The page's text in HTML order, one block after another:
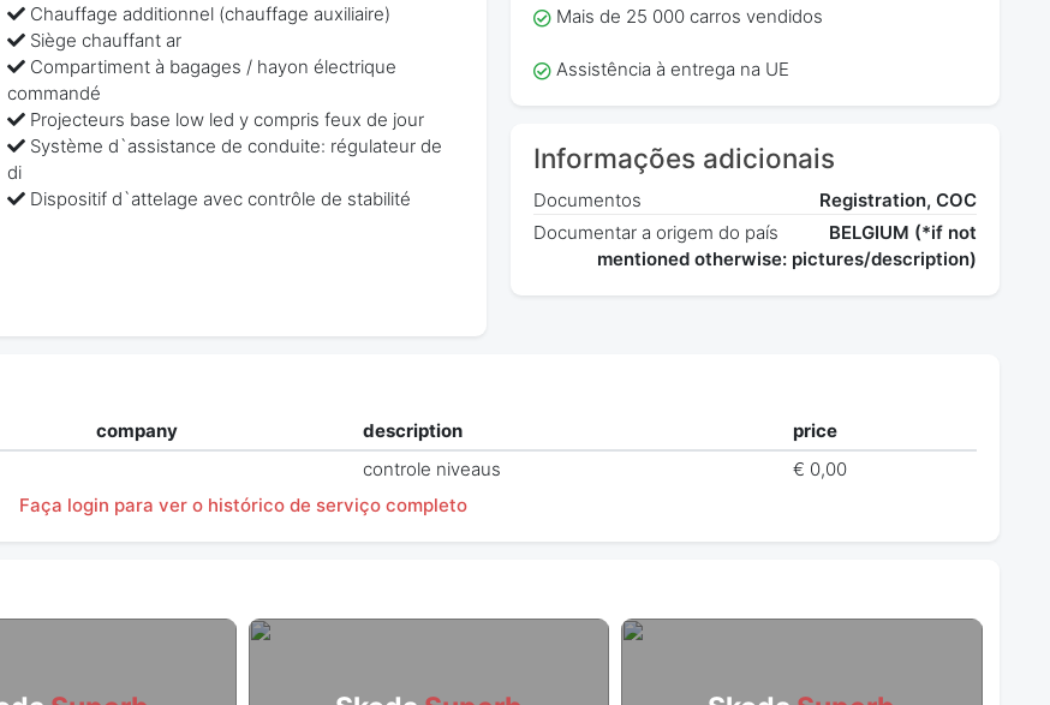
Mais de 25 000 carros vendidos
Assistência à entrega na UE
Informações adicionais
Documentos
Registration, COC
Documentar a origem do país
BELGIUM (*if not
mentioned otherwise: pictures/description)
Chauffage additionnel (chauffage auxiliaire)
Siège chauffant ar
Compartiment à bagages / hayon électrique
commandé
Projecteurs base low led y compris feux de jour
Système d`assistance de conduite: régulateur de
di
Dispositif d`attelage avec contrôle de stabilité
company description
price
controle niveaus
€ 0,00
Faça login para ver o histórico de serviço completo